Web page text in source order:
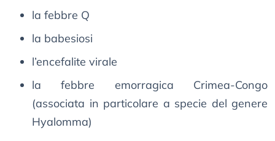
la febbre Q
la babesiosi
l’encefalite virale
la febbre emorragica Crimea-Congo
(associata in particolare a specie del genere
Hyalomma)